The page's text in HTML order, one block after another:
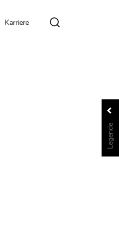
Karriere
Legende
Legende